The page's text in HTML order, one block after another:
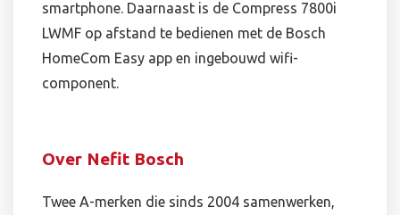
smartphone. Daarnaast is de Compress 7800i
LWMF op afstand te bedienen met de Bosch
HomeCom Easy app en ingebouwd wifi-
component.
Over Nefit Bosch
Twee A-merken die sinds 2004 samenwerken,